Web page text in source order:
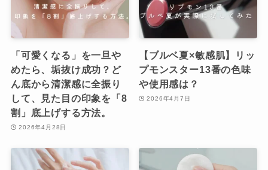
「可愛くなる」を一旦や
めたら、垢抜け成功？ど
ん底から清潔感に全振り
して、見た目の印象を「8
割」底上げする方法。
2026年4月28日
【ブルベ夏×敏感肌】リッ
プモンスター13番の色味
や使用感は？
2026年4月7日